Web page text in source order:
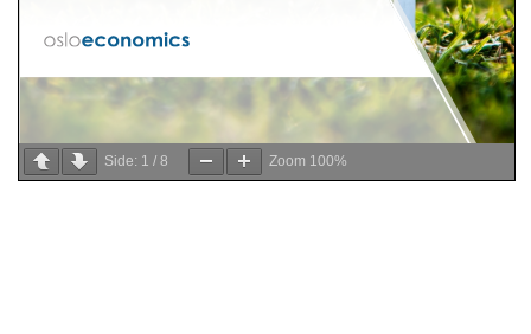
Side: 1 / 8 Zoom 100%